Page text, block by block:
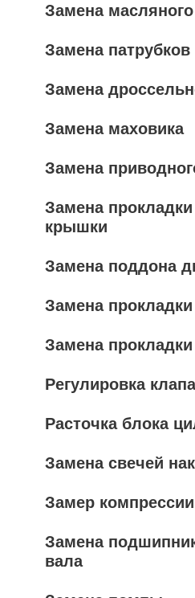
Замена
Замена патрубков
Замена
Замена маховика
Замена
Замена
крышки
Замена поддона
Замена
Замена
Регулировка
Расточка блока
Замена свечей
Замер компрессии
Замена
вала